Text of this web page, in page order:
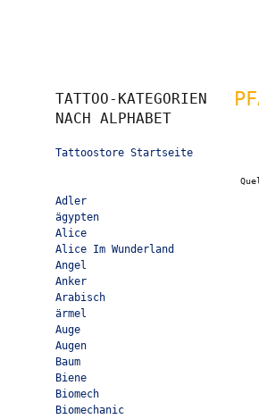
TATTOO-KATEGORIEN
NACH ALPHABET
Tattoostore Startseite
Adler
ägypten
Alice
Alice Im Wunderland
Angel
Anker
Arabisch
ärmel
Auge
Augen
Baum
Biene
Biomech
Biomechanic